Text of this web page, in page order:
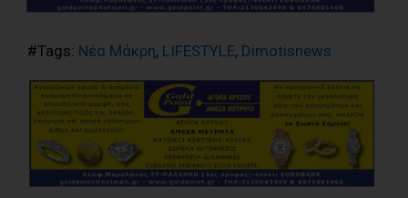
#Tags: Νέα Μάκρη, LIFESTYLE, Dimotisnews